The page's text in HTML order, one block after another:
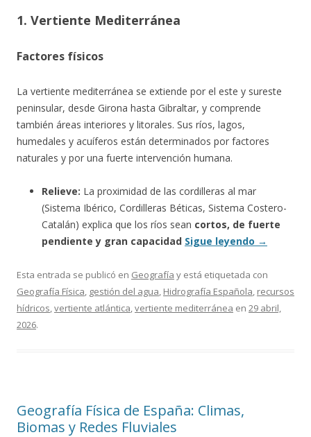
1. Vertiente Mediterránea
Factores físicos
La vertiente mediterránea se extiende por el este y sureste
peninsular, desde Girona hasta Gibraltar, y comprende
también áreas interiores y litorales. Sus ríos, lagos,
humedales y acuíferos están determinados por factores
naturales y por una fuerte intervención humana.
Relieve: La proximidad de las cordilleras al mar
(Sistema Ibérico, Cordilleras Béticas, Sistema Costero-
Catalán) explica que los ríos sean cortos, de fuerte
pendiente y gran capacidad Sigue leyendo →
Esta entrada se publicó en Geografía y está etiquetada con
Geografía Física, gestión del agua, Hidrografía Española, recursos
hídricos,vertiente atlántica,vertiente mediterránea en 29 abril,
2026.
Geografía Física de España: Climas,
Biomas y Redes Fluviales